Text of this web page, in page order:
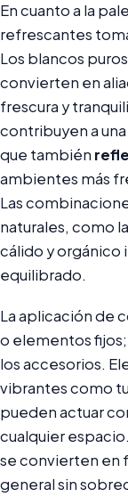
En cuanto a la
refrescantes
Los blancos
convierten en
frescura y
contribuyen a
que también
ambientes más
Las
naturales, como
cálido y orgánico
equilibrado.
La aplicación de
o elementos
los accesorios.
vibrantes como
pueden actuar
cualquier
se convierten en
general sin